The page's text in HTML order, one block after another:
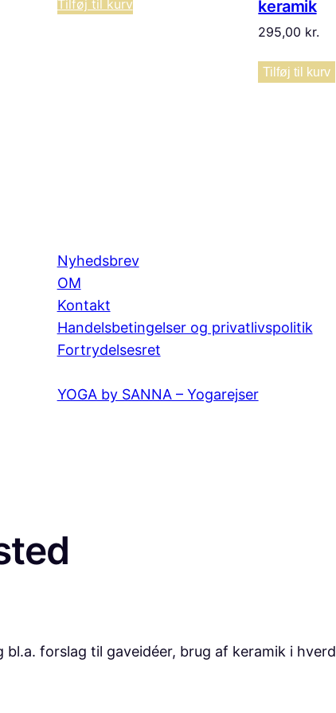
Tilføj til kurv
keramik
295,00 kr.
Tilføj til kurv
Nyhedsbrev
OM
Kontakt
Handelsbetingelser og privatlivspolitik
Fortrydelsesret
YOGA by SANNA – Yogarejser
forslag til gaveidéer, brug af keramik i